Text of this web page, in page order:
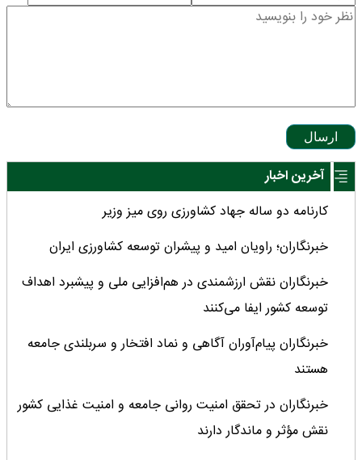
ارسال
آخرین اخبار
کارنامه دو ساله جهاد کشاورزی روی میز وزیر
خبرنگاران؛ راویان امید و پیشران توسعه کشاورزی ایران
خبرنگاران نقش ارزشمندی در هم‌افزایی ملی و پیشبرد اهداف
توسعه کشور ایفا می‌کنند
خبرنگاران پیام‌آوران آگاهى و نماد افتخار و سربلندى جامعه
هستند
خبرنگاران در تحقق امنیت روانی جامعه و امنیت غذایی کشور
نقش مؤثر و ماندگار دارند